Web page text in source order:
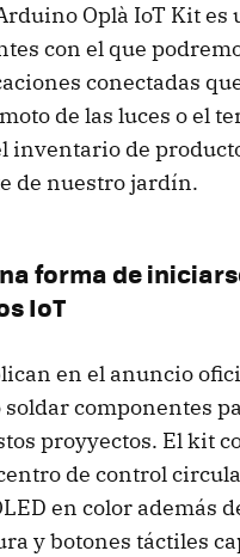
Oplà IoT Kit es
con el que
conectadas
de las luces o el
inventario de
de nuestro jardín.
forma de
IoT
en el anuncio
soldar componentes
proyyectos. El kit
de control
en color además
y botones táctiles